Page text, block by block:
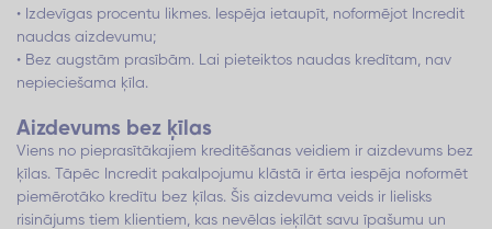
• Izdevīgas procentu likmes. Iespēja ietaupīt, noformējot Incredit
naudas aizdevumu;
• Bez augstām prasībām. Lai pieteiktos naudas kredītam, nav
nepieciešama ķīla.
Aizdevums bez ķīlas
Viens no pieprasītākajiem kreditēšanas veidiem ir aizdevums bez
ķīlas. Tāpēc Incredit pakalpojumu klāstā ir ērta iespēja noformēt
piemērotāko kredītu bez ķīlas. Šis aizdevuma veids ir lielisks
risinājums tiem klientiem, kas nevēlas ieķīlāt savu īpašumu un